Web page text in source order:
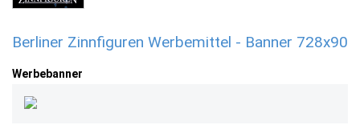
Berliner Zinnfiguren Werbemittel - Banner 728x90
Werbebanner